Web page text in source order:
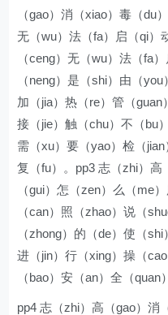
（gao）消（xiao）毒（du
无（wu）法（fa）启（qi）
（ceng）无（wu）法（fa
（neng）是（shi）由（
加（jia）热（re）管（guan
接（jie）触（chu）不（bu
需（xu）要（yao）检（jian
复（fu）。pp3 志（zhi）高
（gui）怎（zen）么（me
（can）照（zhao）说（
（zhong）的（de）使（
进（jin）行（xing）操（
（bao）安（an）全（quan
pp4 志（zhi）高（gao）消